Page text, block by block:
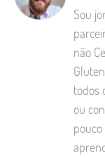
Sou
não
todos
ou